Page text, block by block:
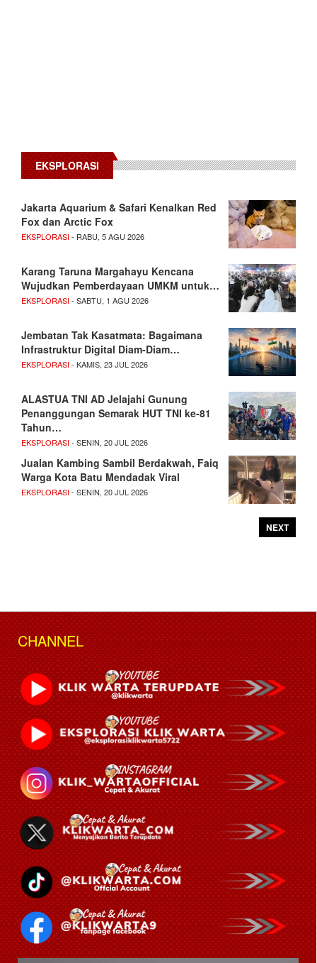
EKSPLORASI
Jakarta Aquarium & Safari Kenalkan Red
Fox dan Arctic Fox
EKSPLORASI- RABU, 5 AGU 2026
Karang Taruna Margahayu Kencana
Wujudkan Pemberdayaan UMKM untuk…
EKSPLORASI- SABTU, 1 AGU 2026
Jembatan Tak Kasatmata: Bagaimana
Infrastruktur Digital Diam-Diam…
EKSPLORASI- KAMIS, 23 JUL 2026
ALASTUA TNI AD Jelajahi Gunung
Penanggungan Semarak HUT TNI ke-81
Tahun…
EKSPLORASI- SENIN, 20 JUL 2026
Jualan Kambing Sambil Berdakwah, Faiq
Warga Kota Batu Mendadak Viral
EKSPLORASI- SENIN, 20 JUL 2026
NEXT
CHANNEL